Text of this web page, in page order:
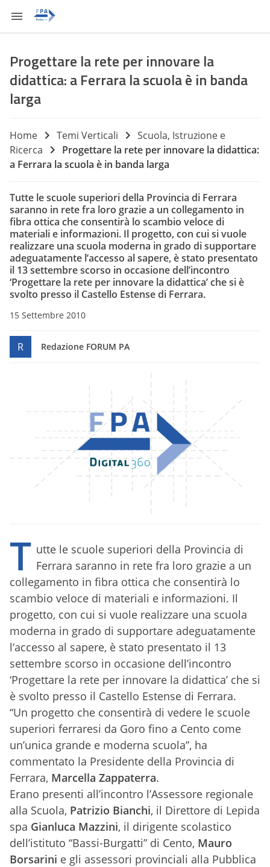
Progettare la rete per innovare la
didattica: a Ferrara la scuola è in banda
larga
Home Temi Verticali
Scuola, Istruzione e
Ricerca
Progettare la rete per innovare la didattica:
a Ferrara la scuola è in banda larga
Tutte le scuole superiori della Provincia di Ferrara
saranno in rete fra loro grazie a un collegamento in
fibra ottica che consentirà lo scambio veloce di
materiali e informazioni. Il progetto, con cui si vuole
realizzare una scuola moderna in grado di supportare
adeguatamente l’accesso al sapere, è stato presentato
il 13 settembre scorso in occasione dell’incontro
‘Progettare la rete per innovare la didattica’ che si è
svolto presso il Castello Estense di Ferrara.
15 Settembre 2010
R Redazione FORUM PA
T utte le scuole superiori della Provincia di
Ferrara saranno in rete fra loro grazie a un
collegamento in fibra ottica che consentirà lo
scambio veloce di materiali e informazioni. Il
progetto, con cui si vuole realizzare una scuola
moderna in grado di supportare adeguatamente
l’accesso al sapere, è stato presentato il 13
settembre scorso in occasione dell’incontro
‘Progettare la rete per innovare la didattica’ che si
è svolto presso il Castello Estense di Ferrara.
“Un progetto che consentirà di vedere le scuole
superiori ferraresi da Goro fino a Cento come
un’unica grande e moderna scuola”, ha
commentato la Presidente della Provincia di
Ferrara, Marcella Zappaterra.
Erano presenti all’incontro l’Assessore regionale
alla Scuola, Patrizio Bianchi, il Direttore di Lepida
spa Gianluca Mazzini, il dirigente scolastico
dell’istituto “Bassi-Burgatti” di Cento, Mauro
Borsarini e gli assessori provinciali alla Pubblica